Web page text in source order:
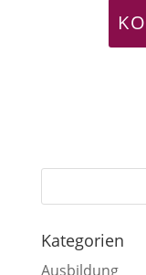
Kategorien
Ausbildung